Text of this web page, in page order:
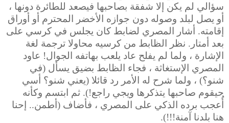
سؤالي لم يكن إلا شفقة بصاحبها فيصعد للطائرة دونها ،
أو يصل لبلد وصوله دون جوازه الأخضر المحترم أو أوراق
إقامته. أشار المصري لضابط كان يجلس في كرسي على
بعد أمتار. نظر الظابط من كرسيه محاولا ترجمة لغة
الإشارة ، ولما لم يفلح عاد يلعب بهاتفه الجوال! عاود
المصري الإستغاثة ، فجاء الظابط بضيق يسأل (في
شنو؟) ، ولما شرح له الأمر رد قائلا (يعني شنو؟ أسي
حيقوم صاحبها يتذكرها ويجي راجع!). ثم ابتسم وكأنه
أُعجب برده الذكي على المصري ، فأضاف (أطمن.. إحنا
هنا بلدنا آمنة!!!).